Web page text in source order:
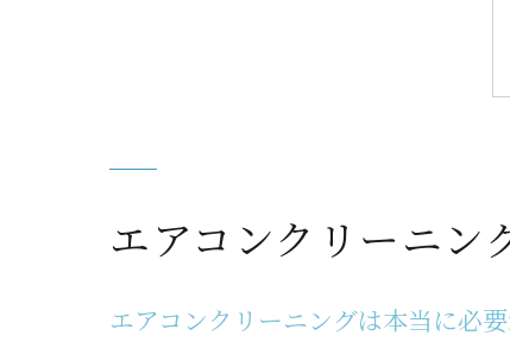
エアコンクリーニン
エアコンクリーニングは本当に必